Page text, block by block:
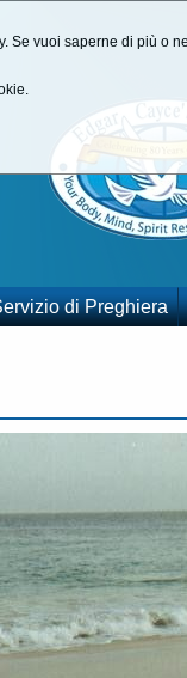
di Preghiera
vuoi saperne di più o